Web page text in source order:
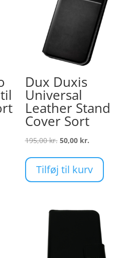
Dux Duxis
Universal
Leather Stand
Cover Sort
195,00kr. Den
pris
var:
50,00 kr.Den
pris
er:
Tilføj til kurv